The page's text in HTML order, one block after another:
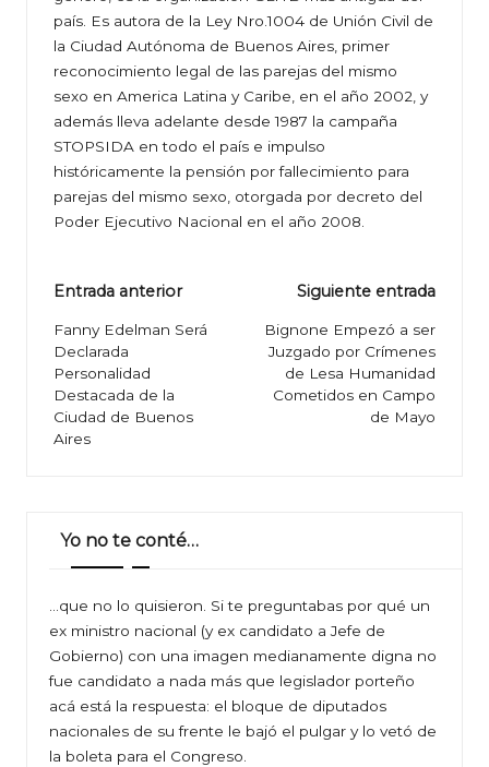
país. Es autora de la Ley Nro.1004 de Unión Civil de
la Ciudad Autónoma de Buenos Aires, primer
reconocimiento legal de las parejas del mismo
sexo en America Latina y Caribe, en el año 2002, y
además lleva adelante desde 1987 la campaña
STOPSIDA en todo el país e impulso
históricamente la pensión por fallecimiento para
parejas del mismo sexo, otorgada por decreto del
Poder Ejecutivo Nacional en el año 2008.
Navegación
de
entradas
Entrada anterior
Fanny Edelman Será
Declarada
Personalidad
Destacada de la
Ciudad de Buenos
Aires
Siguiente entrada
Bignone Empezó a ser
Juzgado por Crímenes
de Lesa Humanidad
Cometidos en Campo
de Mayo
Yo no te conté…
…que no lo quisieron. Si te preguntabas por qué un
ex ministro nacional (y ex candidato a Jefe de
Gobierno) con una imagen medianamente digna no
fue candidato a nada más que legislador porteño
acá está la respuesta: el bloque de diputados
nacionales de su frente le bajó el pulgar y lo vetó de
la boleta para el Congreso.